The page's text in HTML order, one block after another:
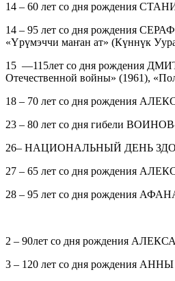
14 – 60 лет со дня рождения
14 – 95 лет со дня рождения
«Үрүмэччи маҥан ат» (Күннүк
15 —115лет со дня рождения
Отечественной войны» (1961),
18 – 70 лет со дня рождения
23 – 80 лет со дня гибели
26– НАЦИОНАЛЬНЫЙ ДЕНЬ
27 – 65 лет со дня рождения
28 – 95 лет со дня рождения
2 – 90лет со дня рождения
3 – 120 лет со дня рождения